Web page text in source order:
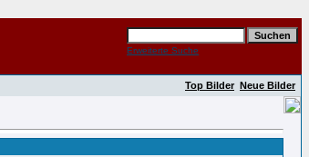
Erweiterte Suche
Top Bilder Neue Bilder